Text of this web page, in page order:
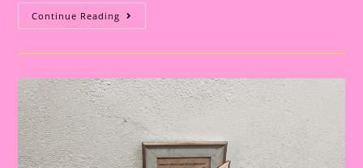
Continue Reading Atividade
Com
Olimpíadas